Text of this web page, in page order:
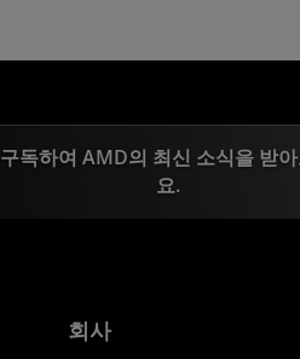
구독하여 AMD의 최신 소식을 받
요.
회사